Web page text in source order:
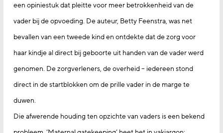
een opiniestuk dat pleitte voor meer betrokkenheid van de
vader bij de opvoeding. De auteur, Betty Feenstra, was net
bevallen van een tweede kind en ontdekte dat de zorg voor
haar kindje al direct bij geboorte uit handen van de vader werd
genomen. De zorgverleners, de overheid – iedereen stond
direct in de startblokken om de prille vader in de marge te
duwen.
Die afwerende houding ten opzichte van vaders is een bekend